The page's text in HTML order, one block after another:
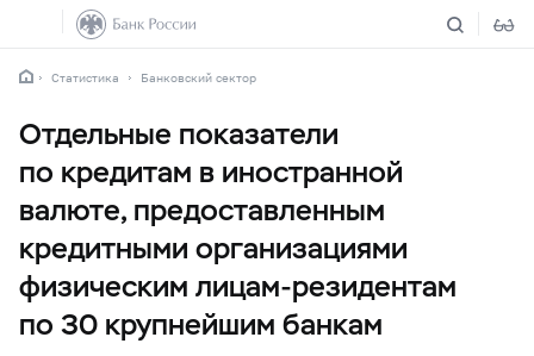
Статистика Банковский сектор
Отдельные показатели
по кредитам в иностранной
валюте, предоставленным
кредитными организациями
физическим лицам-резидентам
по 30 крупнейшим банкам